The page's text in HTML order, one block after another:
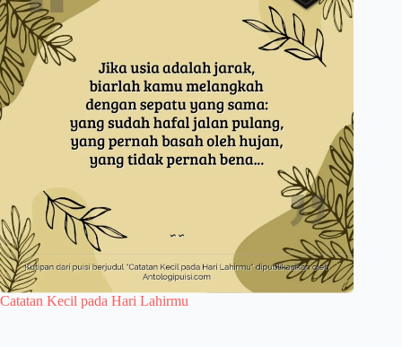
Catatan Kecil pada Hari Lahirmu